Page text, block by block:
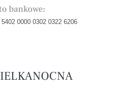
bankowe:
0000 0302 0322 6206